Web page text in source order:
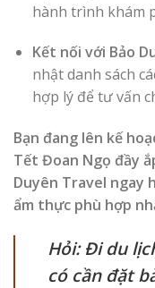
hành trình khám
Kết nối với Bảo
nhật danh sách
hợp lý để tư vấn
Bạn đang lên kế
Tết Đoan Ngọ đầy
Duyên Travel ngay
ẩm thực phù hợp
Hỏi: Đi du
có cần đặt